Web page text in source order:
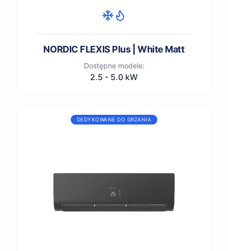
NORDIC FLEXIS Plus | White Matt
Dostępne modele:
2.5 - 5.0 kW
DEDYKOWANE DO GRZANIA